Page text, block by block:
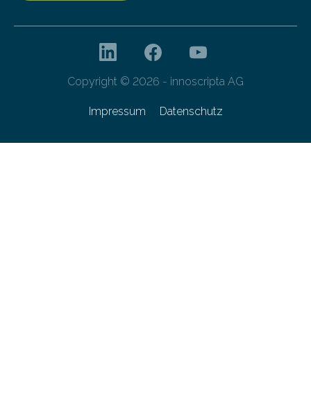
Copyright © 2026 - innoscripta AG
Impressum Datenschutz